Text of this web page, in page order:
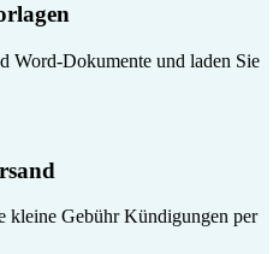
Word-Dokumente und laden Sie
kleine Gebühr Kündigungen per